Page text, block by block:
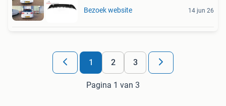
Bezoek website 14 jun 26
1 2 3
Pagina 1 van 3